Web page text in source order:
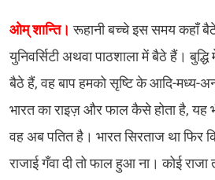
ओम् शान्ति। रूहानी बच्चे इस समय कहाँ
युनिवर्सिटी अथवा पाठशाला में बैठे हैं।
बैठे हैं, वह बाप हमको सृष्टि के आदि-मध्य-
भारत का राइज़ और फाल कैसे होता है, यह
वह अब पतित है। भारत सिरताज था फिर
राजाई गँवा दी तो फाल हुआ ना। कोई राजा